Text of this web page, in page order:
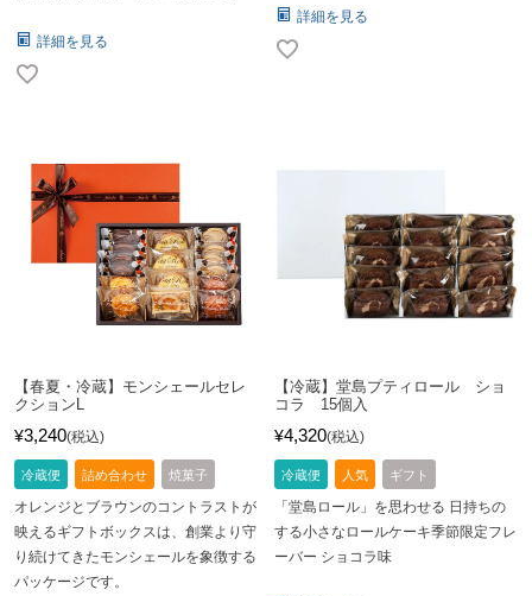
詳細を見る
詳細を見る
【春夏・冷蔵】モンシェールセレ
クションL
¥3,240 税込
冷蔵便 詰め合わせ 焼菓子
オレンジとブラウンのコントラストが
映えるギフトボックスは、創業より守
り続けてきたモンシェールを象徴する
パッケージです。
【冷蔵】堂島プティロール ショ
コラ 15個入
¥4,320 税込
冷蔵便 人気 ギフト
「堂島ロール」を思わせる 日持ちの
する小さなロールケーキ季節限定フレ
ーバー ショコラ味